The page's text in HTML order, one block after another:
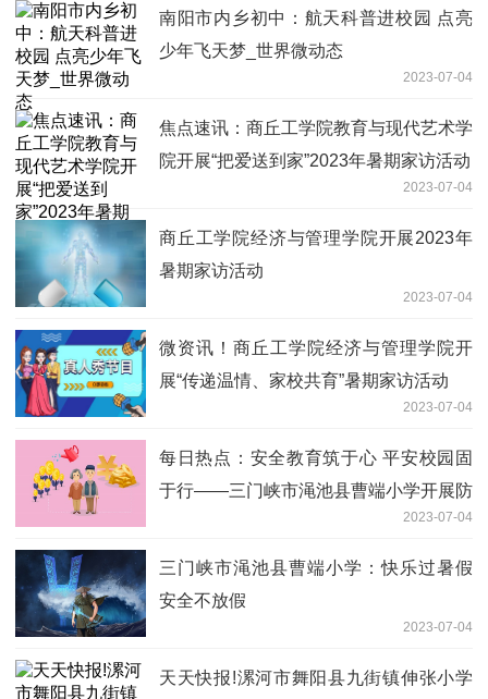
南阳市内乡初中：航天科普进校园 点亮
少年飞天梦_世界微动态
2023-07-04
焦点速讯：商丘工学院教育与现代艺术学
院开展“把爱送到家”2023年暑期家访活动
2023-07-04
商丘工学院经济与管理学院开展2023年
暑期家访活动
2023-07-04
微资讯！商丘工学院经济与管理学院开
展“传递温情、家校共育”暑期家访活动
2023-07-04
每日热点：安全教育筑于心 平安校园固
于行——三门峡市渑池县曹端小学开展防
2023-07-04
三门峡市渑池县曹端小学：快乐过暑假
安全不放假
2023-07-04
天天快报!漯河市舞阳县九街镇伸张小学